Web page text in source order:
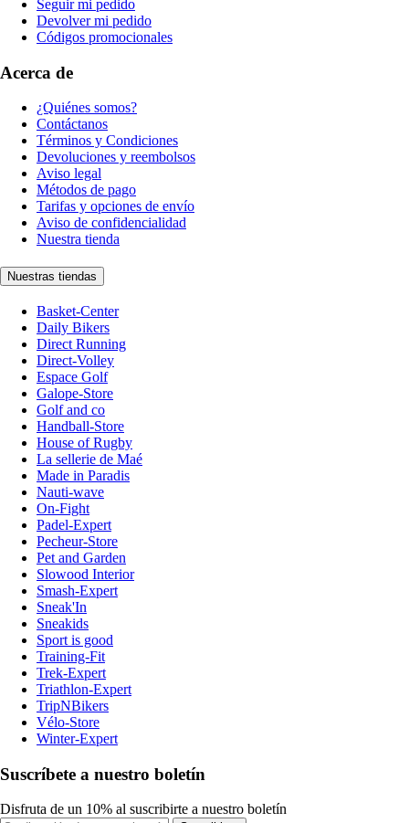
Seguir mi pedido
Devolver mi pedido
Códigos promocionales
Acerca de
¿Quiénes somos?
Contáctanos
Términos y Condiciones
Devoluciones y reembolsos
Aviso legal
Métodos de pago
Tarifas y opciones de envío
Aviso de confidencialidad
Nuestra tienda
Nuestras tiendas
Basket-Center
Daily Bikers
Direct Running
Direct-Volley
Espace Golf
Galope-Store
Golf and co
Handball-Store
House of Rugby
La sellerie de Maé
Made in Paradis
Nauti-wave
On-Fight
Padel-Expert
Pecheur-Store
Pet and Garden
Slowood Interior
Smash-Expert
Sneak'In
Sneakids
Sport is good
Training-Fit
Trek-Expert
Triathlon-Expert
TripNBikers
Vélo-Store
Winter-Expert
Suscríbete a nuestro boletín
Disfruta de un 10% al suscribirte a nuestro boletín